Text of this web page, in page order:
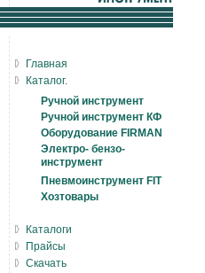
Главная
Каталог.
Ручной инструмент
Ручной инструмент КФ
Оборудование FIRMAN
Электро- бензо-
инструмент
Пневмоинструмент FIT
Хозтовары
Каталоги
Прайсы
Скачать